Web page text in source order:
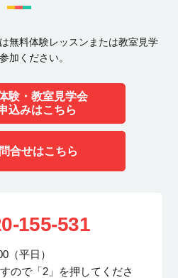
無料体験レッスンまたは教室見学
加ください。
験・教室見学会
込みはこちら
合せはこちら
155-531
（平日）
ので「2」を押してくださ